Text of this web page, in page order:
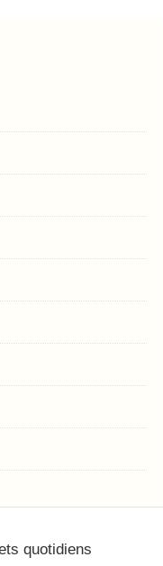
quotidiens